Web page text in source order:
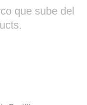
que sube del